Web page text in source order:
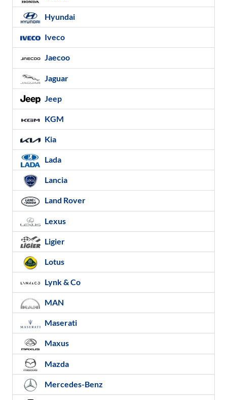
Hyundai
Iveco
Jaecoo
Jaguar
Jeep
KGM
Kia
Lada
Lancia
Land Rover
Lexus
Ligier
Lotus
Lynk & Co
MAN
Maserati
Maxus
Mazda
Mercedes-Benz